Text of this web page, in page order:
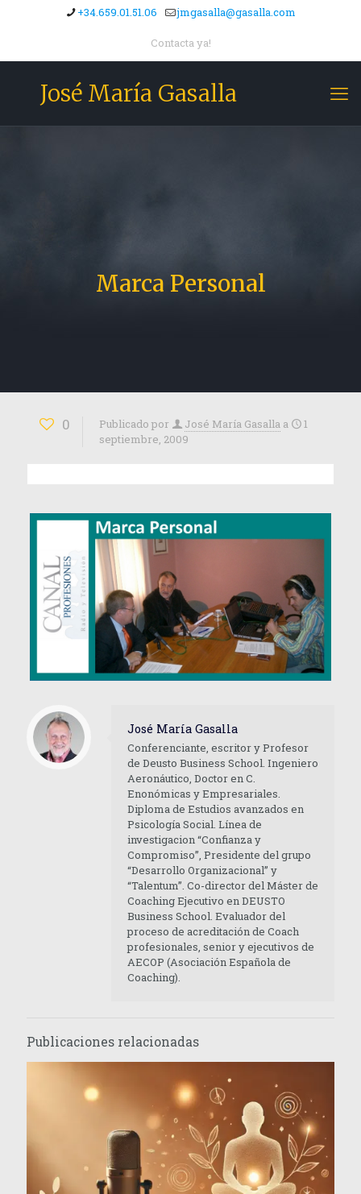
+34.659.01.51.06 jmgasalla@gasalla.com
Contacta ya!
José María Gasalla
Marca Personal
0 Publicado por José María Gasalla a
1
septiembre, 2009
José María Gasalla
Conferenciante, escritor y Profesor
de Deusto Business School. Ingeniero
Aeronáutico, Doctor en C.
Enonómicas y Empresariales.
Diploma de Estudios avanzados en
Psicología Social. Línea de
investigacion “Confianza y
Compromiso”, Presidente del grupo
“Desarrollo Organizacional” y
“Talentum”. Co-director del Máster de
Coaching Ejecutivo en DEUSTO
Business School. Evaluador del
proceso de acreditación de Coach
profesionales, senior y ejecutivos de
AECOP (Asociación Española de
Coaching).
Publicaciones relacionadas